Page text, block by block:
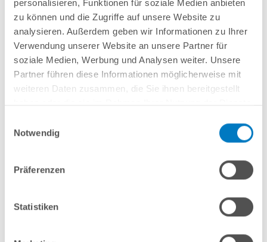
personalisieren, Funktionen für soziale Medien anbieten
zu können und die Zugriffe auf unsere Website zu
analysieren. Außerdem geben wir Informationen zu Ihrer
Verwendung unserer Website an unsere Partner für
soziale Medien, Werbung und Analysen weiter. Unsere
Partner führen diese Informationen möglicherweise mit
weiteren Daten zusammen, die Sie ihnen bereitgestellt
Notwendig
Präferenzen
Statistiken
In den Warenkorb
Rundpool PS HQ 3,00 x1,20 m | Alu-Handlauf | Folie
Kurzbeschreibung